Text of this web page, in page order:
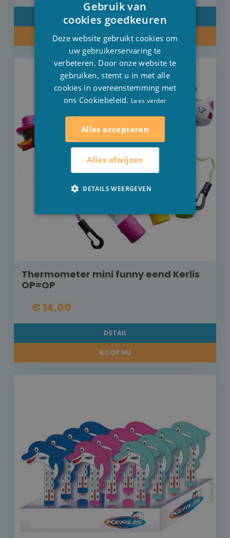
DETAIL
KOOP NU
Thermometer mini funny eend Kerlis
OP=OP
€ 14,00
DETAIL
KOOP NU
ENGLISH
Gebruik van
cookies goedkeuren
Deze website gebruikt cookies om
uw gebruikerservaring te
verbeteren. Door onze website te
gebruiken, stemt u in met alle
cookies in overeenstemming met
ons Cookiebeleid. Lees verder
Alles accepteren
Alles afwijzen
DETAILS WEERGEVEN